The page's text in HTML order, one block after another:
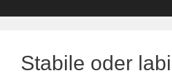
Stabile oder